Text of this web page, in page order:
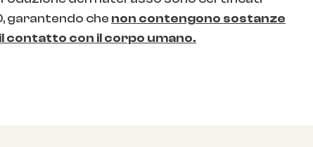
garantendo che non contengono sostanze
contatto con il corpo umano.